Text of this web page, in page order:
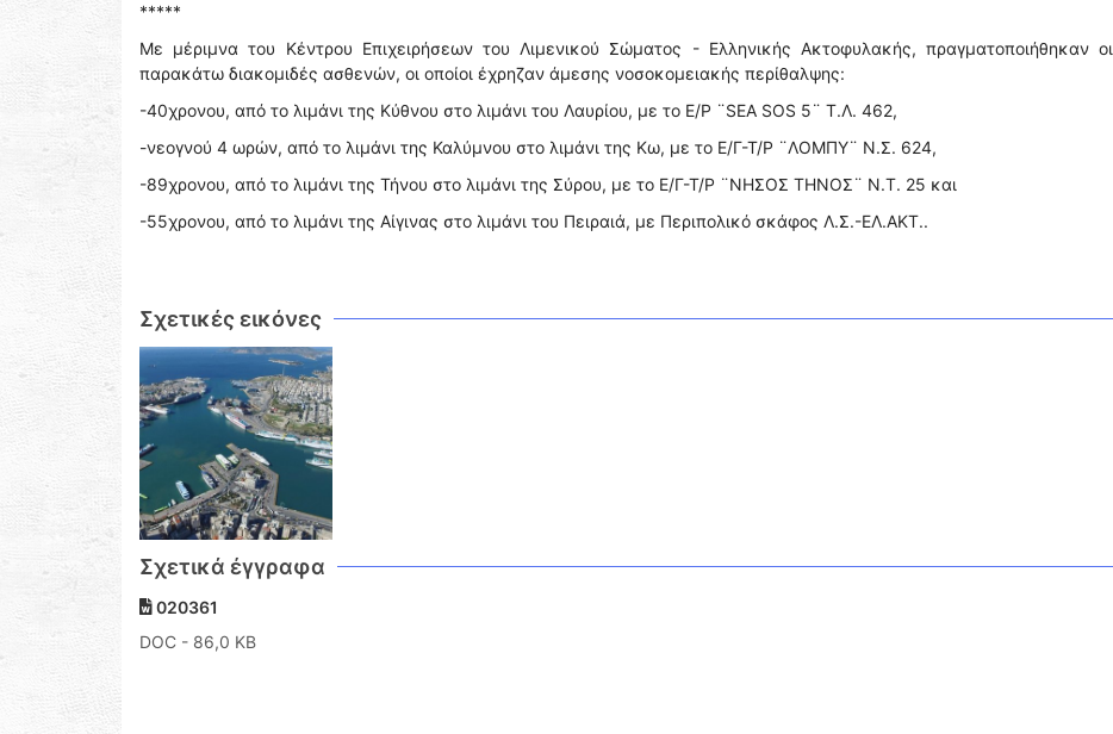
*****
Με μέριμνα του Κέντρου Επιχειρήσεων του Λιμενικού Σώματος - Ελληνικής Ακτοφυλακής, πραγματοποιήθηκαν οι
παρακάτω διακομιδές ασθενών, οι οποίοι έχρηζαν άμεσης νοσοκομειακής περίθαλψης:
-40χρονου, από το λιμάνι της Κύθνου στο λιμάνι του Λαυρίου, με το Ε/Ρ ¨SEA SOS 5¨ Τ.Λ. 462,
-νεογνού 4 ωρών, από το λιμάνι της Καλύμνου στο λιμάνι της Κω, με το Ε/Γ-Τ/Ρ ¨ΛΟΜΠΥ¨ Ν.Σ. 624,
-89χρονου, από το λιμάνι της Τήνου στο λιμάνι της Σύρου, με το Ε/Γ-Τ/Ρ ¨ΝΗΣΟΣ ΤΗΝΟΣ¨ Ν.Τ. 25 και
-55χρονου, από το λιμάνι της Αίγινας στο λιμάνι του Πειραιά, με Περιπολικό σκάφος Λ.Σ.-ΕΛ.ΑΚΤ..
Σχετικές εικόνες
Σχετικά έγγραφα
020361
DOC - 86,0 KB